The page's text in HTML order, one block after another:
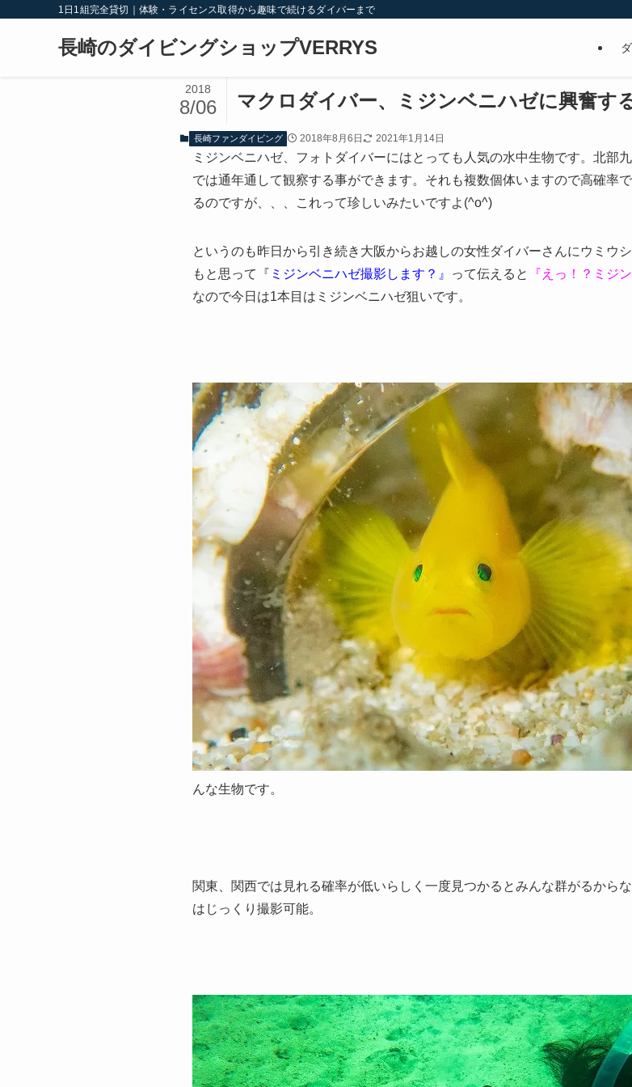
1日1組完全貸切｜体験・ライセンス取得から趣味で続けるダイバーまで
長崎のダイビングショップVERRYS
マクロダイバー、ミジンベニハゼに興奮す
2018
8/06
長崎ファンダイビング 2018年8月6日 2021年1月14日
ミジンベニハゼ、フォトダイバーにはとっても人気の水中生物です。北部
では通年通して観察する事ができます。それも複数個体いますので高確率
るのですが、、、これって珍しいみたいですよ(^o^)
というのも昨日から引き続き大阪からお越しの女性ダイバーさんにウミウ
もと思って『 ミジンベニハゼ撮影します？』 って伝えると 『えっ！？ミジ
なので今日は1本目はミジンベニハゼ狙いです。
んな生物です。
関東、関西では見れる確率が低いらしく一度見つかるとみんな群がるから
はじっくり撮影可能。